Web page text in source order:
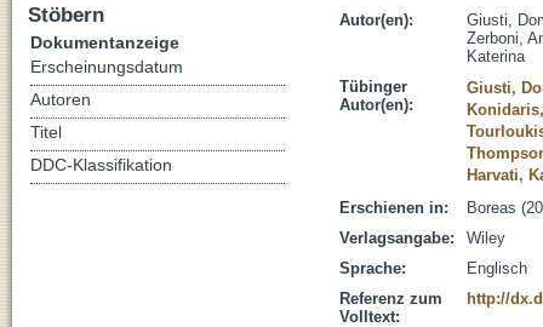
Autor(en):
Giusti,
Zerboni,
Katerina
Tübinger
Autor(en):
Giusti,
Harvati,
Erschienen in:
Boreas
Verlagsangabe:
Wiley
Sprache:
Englisch
Referenz zum
Volltext:
http://
Stöbern
Dokumentanzeige
Erscheinungsdatum
Autoren
Titel
DDC-Klassifikation